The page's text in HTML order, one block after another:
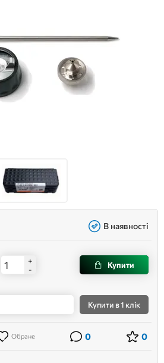
В наявності
+
-
Купити
Купити в 1 клік
Обране 0 0